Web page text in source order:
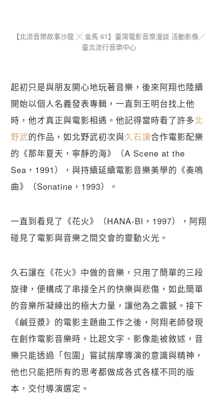
【​北流音樂故事沙龍 ╳ 金馬 61】臺灣電影音樂漫談 活動影像／
臺北流行音樂中心
起初只是與朋友開心地玩著音樂，後來阿翔也陸續
開始以個人名義發表專輯，一直到王明台找上他
時，他才真正與電影相遇。他記得當時看了許多北
野武的作品，如北野武初次與久石讓合作電影配樂
的《那年夏天，寧靜的海》（A Scene at the
Sea，1991），與持續延續電影音樂美學的《奏鳴
曲》（Sonatine，1993）。
一直到看見了《花火》（HANA-BI，1997），阿翔
碰見了電影與音樂之間交會的靈動火光。
久石讓在《花火》中做的音樂，只用了簡單的三段
旋律，便構成了串接全片的快樂與悲傷，如此簡單
的音樂所凝練出的極大力量，讓他為之震撼。接下
《鹹豆漿》的電影主題曲工作之後，阿翔老師發現
在創作電影音樂時，比起文字、影像能被敘述，音
樂只能透過「包圍」嘗試揣摩導演的意識與精神，
他也只能把所有的思考都做成各式各樣不同的版
本，交付導演選定。